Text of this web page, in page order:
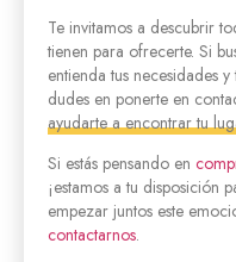
Te invitamos a descubrir
tienen para ofrecerte. Si
entienda tus necesidades
dudes en ponerte en
ayudarte a encontrar tu
Si estás pensando en
¡estamos a tu disposición
empezar juntos este
contactarnos.